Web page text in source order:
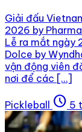
Giải đấu
2026 by
Lễ ra mắt ngày
Dolce by
vận động viên
nơi để các […]
Pickleball schedule 5